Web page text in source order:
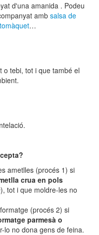
d'una amanida . Podeu
amb salsa de
…
o tebi, tot i que també el
ametlles (procés 1) si
crua en pols
), tot i que moldre-les no
(procés 2) si
parmesà o
lo no dona gens de feina.